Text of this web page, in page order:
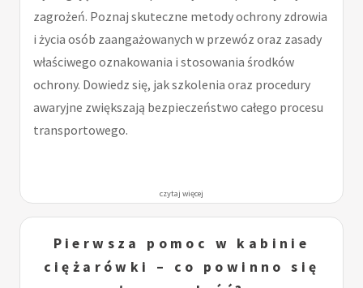
zagrożeń. Poznaj skuteczne metody ochrony zdrowia
i życia osób zaangażowanych w przewóz oraz zasady
właściwego oznakowania i stosowania środków
ochrony. Dowiedz się, jak szkolenia oraz procedury
awaryjne zwiększają bezpieczeństwo całego procesu
transportowego.
czytaj więcej
Pierwsza pomoc w kabinie
ciężarówki – co powinno się